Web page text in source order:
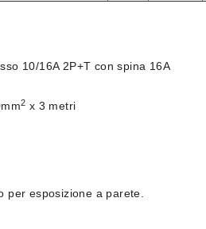
10/16A 2P+T con spina 16A
2 x 3 metri
per esposizione a parete.